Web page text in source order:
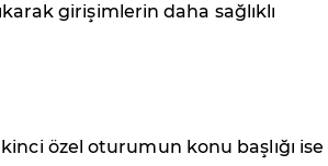
girişimlerin daha sağlıklı
özel oturumun konu başlığı ise